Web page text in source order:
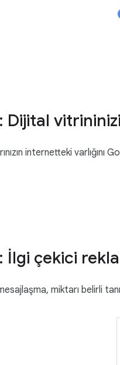
Dijital
internetteki
İlgi çekici
miktarı belirli